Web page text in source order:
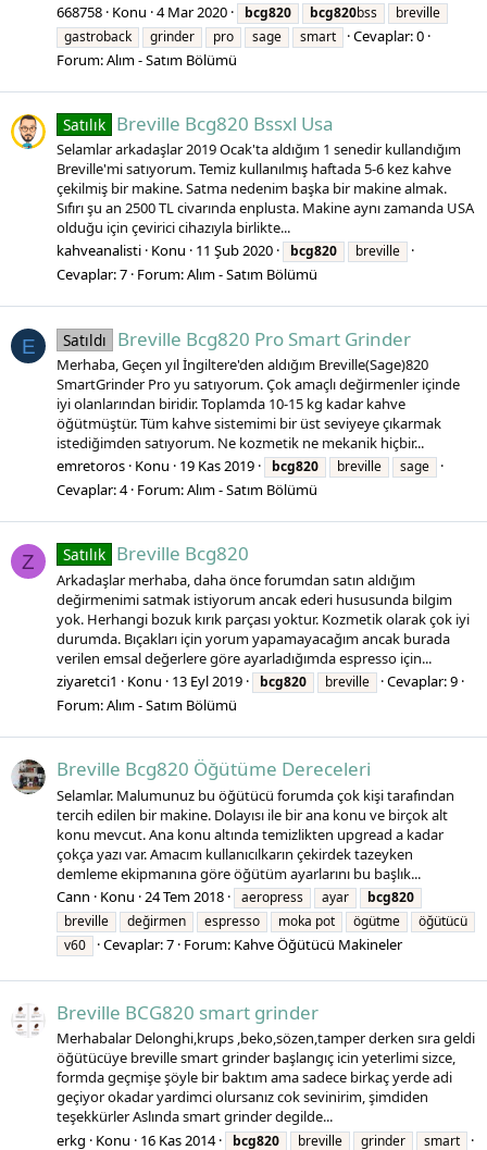
668758 Konu 4 Mar 2020 bcg820 bcg820bss
breville
gastroback
grinder pro sage smart
Cevaplar: 0
Forum:Alım - Satım Bölümü
Satılık Breville Bcg820 Bssxl Usa
Selamlar arkadaşlar 2019 Ocak'ta aldığım 1 senedir kullandığım
Breville'mi satıyorum. Temiz kullanılmış haftada 5-6 kez kahve
çekilmiş bir makine. Satma nedenim başka bir makine almak.
Sıfırı şu an 2500 TL civarında enplusta. Makine aynı zamanda USA
olduğu için çevirici cihazıyla birlikte...
kahveanalisti Konu 11 Şub 2020 bcg820 breville
Cevaplar: 7 Forum:Alım - Satım Bölümü
E Satıldı Breville Bcg820 Pro Smart Grinder
Merhaba, Geçen yıl İngiltere'den aldığım Breville(Sage)820
SmartGrinder Pro yu satıyorum. Çok amaçlı değirmenler içinde
iyi olanlarından biridir. Toplamda 10-15 kg kadar kahve
öğütmüştür. Tüm kahve sistemimi bir üst seviyeye çıkarmak
istediğimden satıyorum. Ne kozmetik ne mekanik hiçbir...
emretoros Konu 19 Kas 2019 bcg820 breville sage
Cevaplar: 4 Forum:Alım - Satım Bölümü
Z Satılık Breville Bcg820
Arkadaşlar merhaba, daha önce forumdan satın aldığım
değirmenimi satmak istiyorum ancak ederi hususunda bilgim
yok. Herhangi bozuk kırık parçası yoktur. Kozmetik olarak çok iyi
durumda. Bıçakları için yorum yapamayacağım ancak burada
verilen emsal değerlere göre ayarladığımda espresso için...
ziyaretci1
Konu 13 Eyl 2019 bcg820 breville
Cevaplar: 9
Forum:Alım - Satım Bölümü
Breville Bcg820 Öğütüme Dereceleri
Selamlar. Malumunuz bu öğütücü forumda çok kişi tarafından
tercih edilen bir makine. Dolayısı ile bir ana konu ve birçok alt
konu mevcut. Ana konu altında temizlikten upgread a kadar
çokça yazı var. Amacım kullanıcılkarın çekirdek tazeyken
demleme ekipmanına göre öğütüm ayarlarını bu başlık...
Cann
Konu 24 Tem 2018 aeropress ayar
bcg820
breville
değirmen espresso moka pot ögütme
öğütücü
v60
Cevaplar: 7 Forum: Kahve Öğütücü Makineler
Breville BCG820 smart grinder
Merhabalar Delonghi,krups ,beko,sözen,tamper derken sıra geldi
öğütücüye breville smart grinder başlangıç icin yeterlimi sizce,
formda geçmişe şöyle bir baktım ama sadece birkaç yerde adi
geçiyor okadar yardimci olursanız cok sevinirim, şimdiden
teşekkürler Aslında smart grinder degilde...
erkg
Konu 16 Kas 2014 bcg820 breville grinder smart